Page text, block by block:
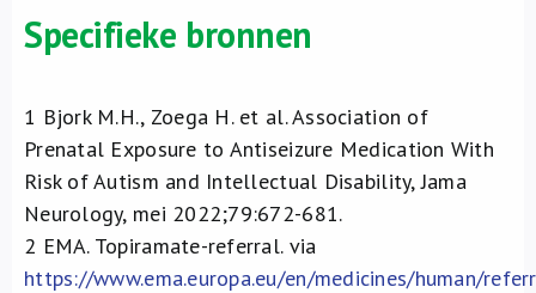
Specifieke bronnen
1 Bjork M.H., Zoega H. et al. Association of
Prenatal Exposure to Antiseizure Medication With
Risk of Autism and Intellectual Disability, Jama
Neurology, mei 2022;79:672-681.
2 EMA. Topiramate-referral. via
https://www.ema.europa.eu/en/medicines/human/